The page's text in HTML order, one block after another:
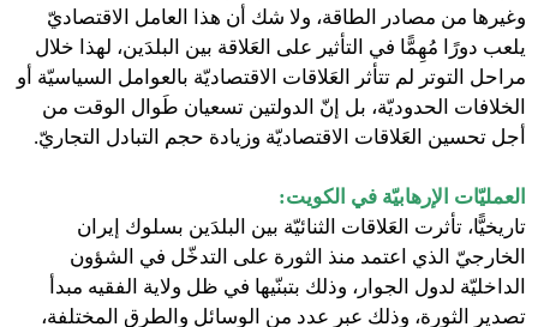
وغيرها من مصادر الطاقة، ولا شك أن هذا العامل الاقتصاديّ
يلعب دورًا مُهِمًّا في التأثير على العَلاقة بين البلدَين، لهذا خلال
مراحل التوتر لم تتأثر العَلاقات الاقتصاديّة بالعوامل السياسيّة أو
الخلافات الحدوديّة، بل إنّ الدولتين تسعيان طَوال الوقت من
أجل تحسين العَلاقات الاقتصاديّة وزيادة حجم التبادل التجاريّ.
العمليّات الإرهابيّة في الكويت:
تاريخيًّا، تأثرت العَلاقات الثنائيّة بين البلدَين بسلوك إيران
الخارجيّ الذي اعتمد منذ الثورة على التدخّل في الشؤون
الداخليّة لدول الجوار، وذلك بتبنّيها في ظل ولاية الفقيه مبدأ
تصدير الثورة، وذلك عبر عدد من الوسائل والطرق المختلفة،